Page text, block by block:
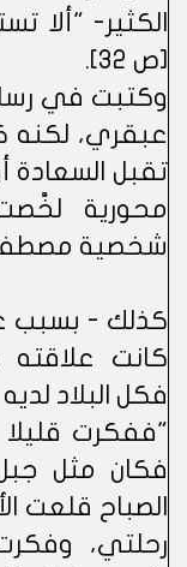
الكثير- "ألا
[ص 32].
وكتبت في
عبقري، لكنه
محورية
شخصية
كذلك - بسبب
كانت علاقته
فكل البلاد
"ففكرت
فكان مثل
الصباح قلعت
رحلتي،